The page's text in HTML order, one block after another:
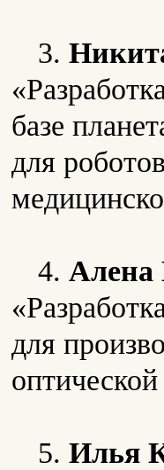
3.
базе
для
4. Алена
для
5. Илья